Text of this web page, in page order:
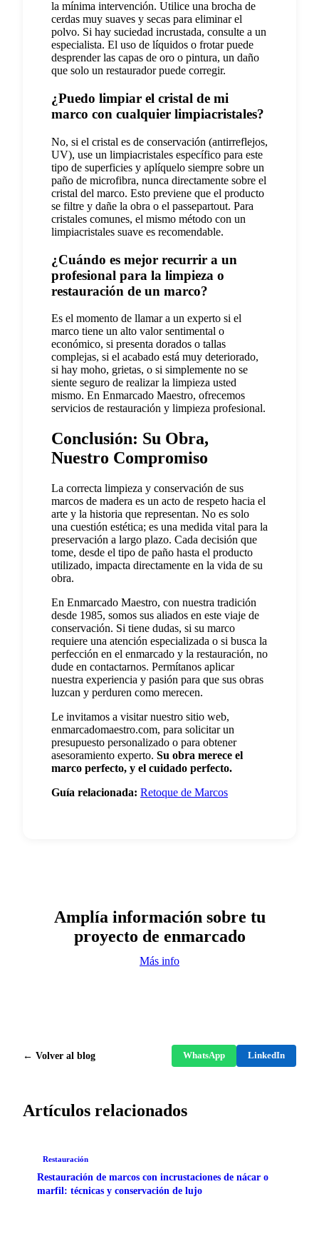
la mínima intervención. Utilice una brocha de
cerdas muy suaves y secas para eliminar el
polvo. Si hay suciedad incrustada, consulte a un
especialista. El uso de líquidos o frotar puede
desprender las capas de oro o pintura, un daño
que solo un restaurador puede corregir.
¿Puedo limpiar el cristal de mi
marco con cualquier limpiacristales?
No, si el cristal es de conservación (antirreflejos,
UV), use un limpiacristales específico para este
tipo de superficies y aplíquelo siempre sobre un
paño de microfibra, nunca directamente sobre el
cristal del marco. Esto previene que el producto
se filtre y dañe la obra o el passepartout. Para
cristales comunes, el mismo método con un
limpiacristales suave es recomendable.
¿Cuándo es mejor recurrir a un
profesional para la limpieza o
restauración de un marco?
Es el momento de llamar a un experto si el
marco tiene un alto valor sentimental o
económico, si presenta dorados o tallas
complejas, si el acabado está muy deteriorado,
si hay moho, grietas, o si simplemente no se
siente seguro de realizar la limpieza usted
mismo. En Enmarcado Maestro, ofrecemos
servicios de restauración y limpieza profesional.
Conclusión: Su Obra,
Nuestro Compromiso
La correcta limpieza y conservación de sus
marcos de madera es un acto de respeto hacia el
arte y la historia que representan. No es solo
una cuestión estética; es una medida vital para la
preservación a largo plazo. Cada decisión que
tome, desde el tipo de paño hasta el producto
utilizado, impacta directamente en la vida de su
obra.
En Enmarcado Maestro, con nuestra tradición
desde 1985, somos sus aliados en este viaje de
conservación. Si tiene dudas, si su marco
requiere una atención especializada o si busca la
perfección en el enmarcado y la restauración, no
dude en contactarnos. Permítanos aplicar
nuestra experiencia y pasión para que sus obras
luzcan y perduren como merecen.
Le invitamos a visitar nuestro sitio web,
enmarcadomaestro.com, para solicitar un
presupuesto personalizado o para obtener
asesoramiento experto. Su obra merece el
marco perfecto, y el cuidado perfecto.
Guía relacionada: Retoque de Marcos
Amplía información sobre tu
proyecto de enmarcado
Más info
← Volver al blog WhatsApp LinkedIn
Artículos relacionados
Restauración
Restauración de marcos con incrustaciones de nácar o
marfil: técnicas y conservación de lujo